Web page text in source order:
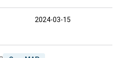
2024-03-15